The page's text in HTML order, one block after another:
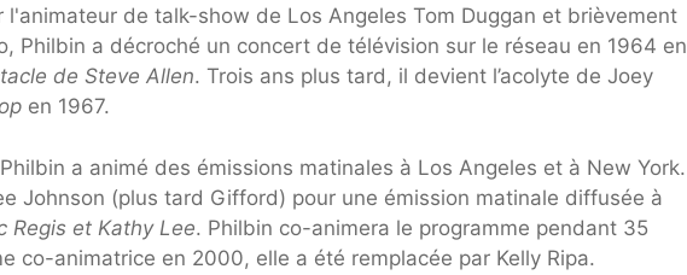
de talk-show de Los Angeles Tom Duggan et brièvement
Philbin a décroché un concert de télévision sur le réseau en 1964 en
de Steve Allen. Trois ans plus tard, il devient l’acolyte de Joey
en 1967.
a animé des émissions matinales à Los Angeles et à New York.
Johnson (plus tard Gifford) pour une émission matinale diffusée à
Regis et Kathy Lee. Philbin co-animera le programme pendant 35
co-animatrice en 2000, elle a été remplacée par Kelly Ripa.